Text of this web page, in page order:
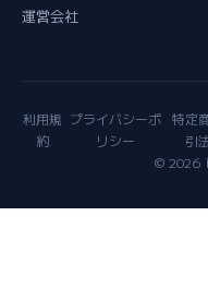
運営会社
利用規
約
プライバシーポ
リシー
特定
引
© 2026